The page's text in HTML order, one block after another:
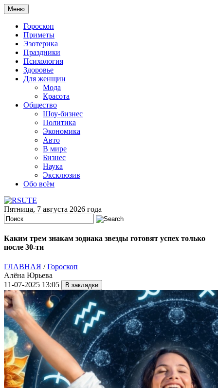
Меню
Гороскоп
Приметы
Эзотерика
Праздники
Психология
Здоровье
Для женщин
Мода
Красота
Общество
Шоу-бизнес
Политика
Экономика
Авто
В мире
Бизнес
Наука
Эксклюзив
Обо всём
Пятница, 7 августа 2026 года
Каким трем знакам зодиака звезды готовят успех только
после 30-ти
ГЛАВНАЯ /Гороскоп
Алёна Юрьева
11-07-2025 13:05